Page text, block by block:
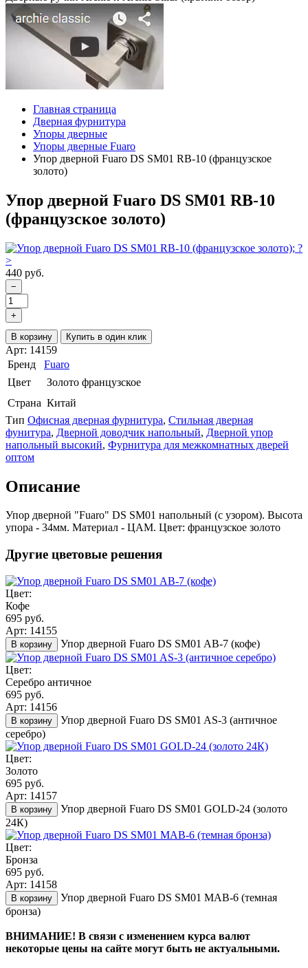
Главная страница
Дверная фурнитура
Упоры дверные
Упоры дверные Fuaro
Упор дверной Fuaro DS SM01 RB-10 (французское
золото)
Упор дверной Fuaro DS SM01 RB-10
(французское золото)
440 руб.
−
+
В корзину Купить в один клик
Арт: 14159
Бренд
Fuaro
Цвет
Золото французское
Страна Китай
Тип Офисная дверная фурнитура, Стильная дверная
фунитура, Дверной доводчик напольный, Дверной упор
напольный высокий, Фурнитура для межкомнатных дверей
оптом
Описание
Упор дверной "Fuaro" DS SM01 напольный (с узором). Высота
упора - 34мм. Материал - ЦАМ. Цвет: французское золото
Другие цветовые решения
Цвет:
Кофе
695 руб.
Арт: 14155
В корзину Упор дверной Fuaro DS SM01 AB-7 (кофе)
Цвет:
Серебро античное
695 руб.
Арт: 14156
В корзину
Упор дверной Fuaro DS SM01 AS-3 (античное
серебро)
Цвет:
Золото
695 руб.
Арт: 14157
В корзину
Упор дверной Fuaro DS SM01 GOLD-24 (золото
24К)
Цвет:
Бронза
695 руб.
Арт: 14158
В корзину
Упор дверной Fuaro DS SM01 MAB-6 (темная
бронза)
ВНИМАНИЕ! В связи с изменением курса валют
некоторые цены на сайте могут быть не актуальными.